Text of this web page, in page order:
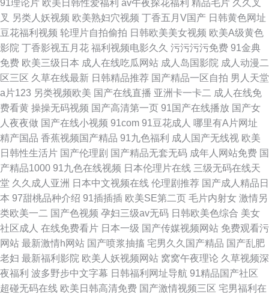
91理论片 欧美日韩性爱福利 av午夜探花福利 精品毛片 久久叉
叉 另类人妖视频 欧美熟妇穴视频 丁香五月V国产 日韩黄色网址
豆花福利视频 轮理片自拍偷拍 日韩欧美美女视频 欧美A级黄色
影院 丁香影视五月花 福利视频电影久久 污污污污免费 91金典
免费 欧美三级日本 成人在线吃瓜网站 成人岛国影院 成人动漫二
区三区 久草在线最新 日韩精品推荐 国产精品一区自拍 男人天堂
a片123 另类视频欧美 国产在线直播 亚洲卡一卡二 成人在线免
费看黄 操操无码视频 国产高清第一页 91国产在线播放 国产女
人夜夜做 国产在线小视频 91com 91豆花成人 哪里有A片网址
精产国品 香蕉视频国产精品 91九色福利 成人国产无线视 欧美
日韩性生活片 国产伦理剧 国产精品无套无码 成年人网站免费 国
产精品1000 91九色在线视频 日本伦理片在线 三级无码在线天
堂 久久成人亚洲 日本中文视频在线 伦理剧推荐 国产成人精品日
本 97甜桃品种介绍 91插插插 欧美SE第二页 毛片内射女 激情另
类欧美一二 国产色视频 孕妇三级av无码 日韩欧美色综合 美女
社区成人 在线免费看片 日本一级 国产传媒视频网站 免费观看污
网站 最新激情h网站 国产喷浆抽搐 宅男久久国产精品 国产乱肥
老妇 最新福利影院 欧美人妖视频网站 窝窝午夜理论 久草视频深
夜福利 波多野步中文字幕 日韩福利网址导航 91精品国产社区
超碰无码在线 欧美日韩高清免费 国产激情视频三区 宅男福利在